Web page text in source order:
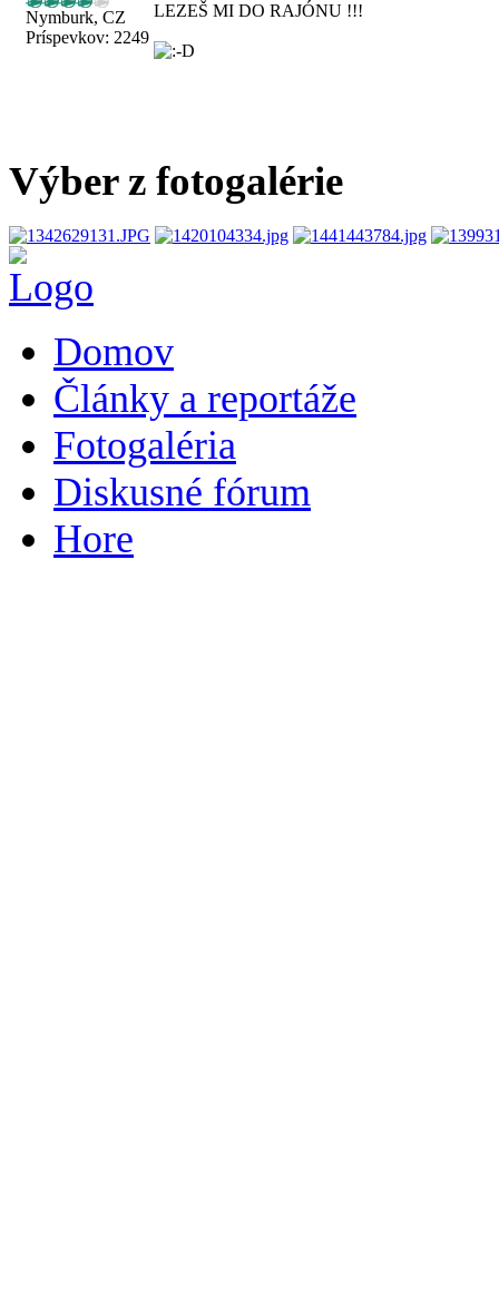
Nymburk, CZ
Príspevkov: 2249
LEZEŠ MI DO RAJÓNU !!!
Výber z fotogalérie
Domov
Články a reportáže
Fotogaléria
Diskusné fórum
Hore